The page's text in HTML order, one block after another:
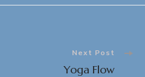
Next Post
Yoga Flow